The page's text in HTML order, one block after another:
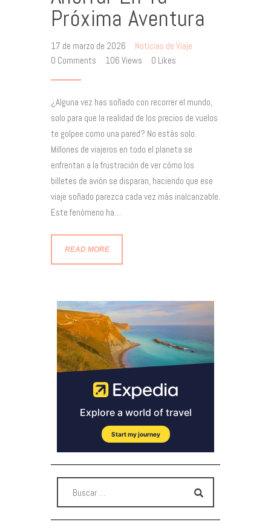
Próxima Aventura
17 de marzo de 2026
Noticias de Viaje
0 Comments 106 Views 0 Likes
¿Alguna vez has soñado con recorrer el mundo,
solo para que la realidad de los precios de vuelos
te golpee como una pared? No estás solo.
Millones de viajeros en todo el planeta se
enfrentan a la frustración de ver cómo los
billetes de avión se disparan, haciendo que ese
viaje soñado parezca cada vez más inalcanzable.
Este fenómeno ha…
READ MORE